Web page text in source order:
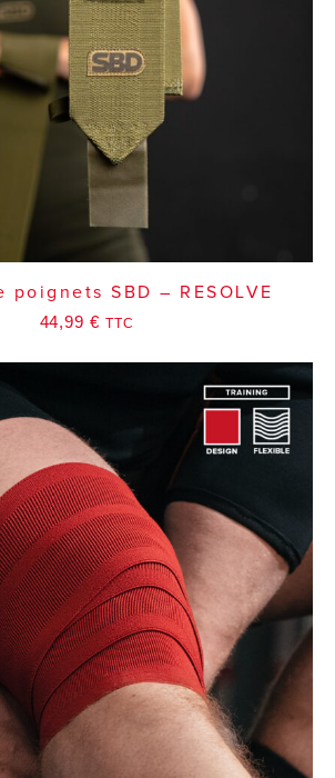
poignets SBD – RESOLVE
44,99 € TTC